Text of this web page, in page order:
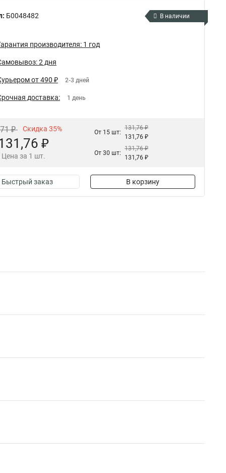
Б0048482 В наличии
производителя: 1 год
2 дня
от 490 ₽ 2-3 дней
доставка: 1 день
₽ Скидка 35%
₽
Цена за 1 шт.
От 15 шт:
131,76 ₽
131,76 ₽
От 30 шт:
131,76 ₽
131,76 ₽
Быстрый заказ В корзину